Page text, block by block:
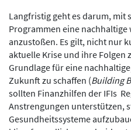
Langfristig geht es darum, mit
Programmen eine
anzustoßen. Es gilt, nicht nur
aktuelle Krise und ihre Folgen
Grundlage für eine
Zukunft zu schaffen (Building
sollten Finanzhilfen der IFIs
Anstrengungen unterstützen,
Gesundheitssysteme